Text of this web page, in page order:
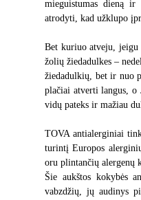
mieguistumas dieną
atrodyti, kad užklupo
Bet kuriuo atveju, jeigu
žolių žiedadulkes –
žiedadulkių, bet ir nuo
plačiai atverti langus, o
vidų pateks ir mažiau
TOVA antialerginiai
turintį Europos
oru plintančių alergenų
Šie aukštos kokybės
vabzdžių, jų audinys